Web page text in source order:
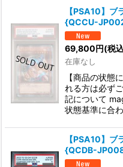
【PSA10】
{QCCU-
69,800円(税
在庫なし
【商品の状態
れる方は必ず
記について
状態基準に合
【PSA10】
{QCDB-